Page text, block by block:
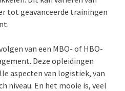
tot geavanceerde trainingen
van een MBO- of HBO-
Deze opleidingen
aspecten van logistiek, van
En het mooie is, veel